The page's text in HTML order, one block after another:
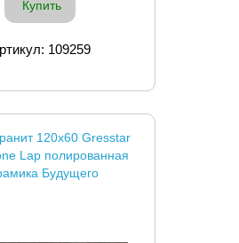
Купить
109259
120x60 Gresstar
Lap полированная
Будущего